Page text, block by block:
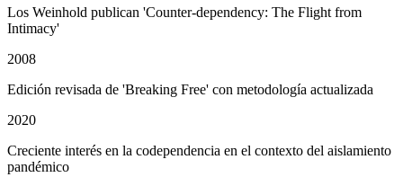
Los Weinhold publican 'Counter-dependency: The Flight from
Intimacy'
2008
Edición revisada de 'Breaking Free' con metodología actualizada
2020
Creciente interés en la codependencia en el contexto del aislamiento
pandémico